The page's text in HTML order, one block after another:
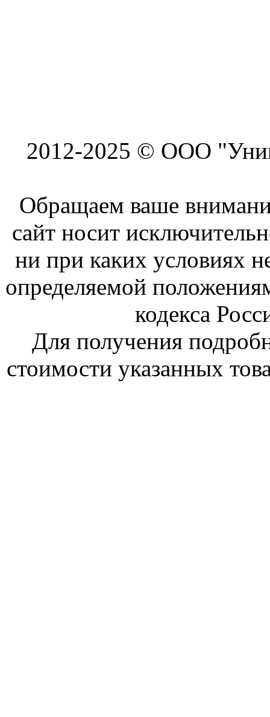
2012-2025 © ООО
Обращаем ваше
сайт носит
ни при каких условиях
определяемой
кодекса
Для получения
стоимости указанных